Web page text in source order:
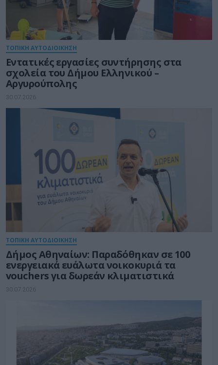
ΤΟΠΙΚΗ ΑΥΤΟΔΙΟΙΚΗΣΗ
Εντατικές εργασίες συντήρησης στα
σχολεία του Δήμου Ελληνικού –
Αργυρούπολης
30.07.2026
ΤΟΠΙΚΗ ΑΥΤΟΔΙΟΙΚΗΣΗ
Δήμος Αθηναίων: Παραδόθηκαν σε 100
ενεργειακά ευάλωτα νοικοκυριά τα
vouchers για δωρεάν κλιματιστικά
30.07.2026